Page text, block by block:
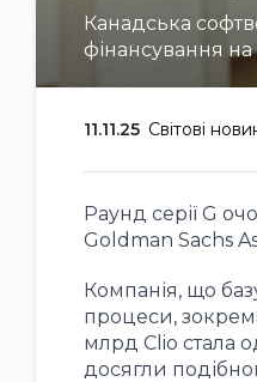
Канадська
фінансування на
11.11.25 Світові
Раунд серії G
Goldman Sachs
Компанія, що
процеси,
млрд Clio стала
досягли